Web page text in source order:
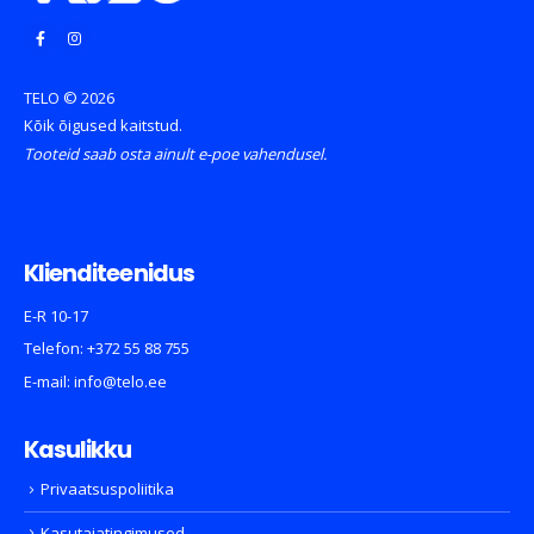
TELO © 2026
Kõik õigused kaitstud.
Tooteid saab osta ainult e-poe vahendusel.
Klienditeenidus
E-R 10-17
Telefon: +372 55 88 755
E-mail: info@telo.ee
Kasulikku
Privaatsuspoliitika